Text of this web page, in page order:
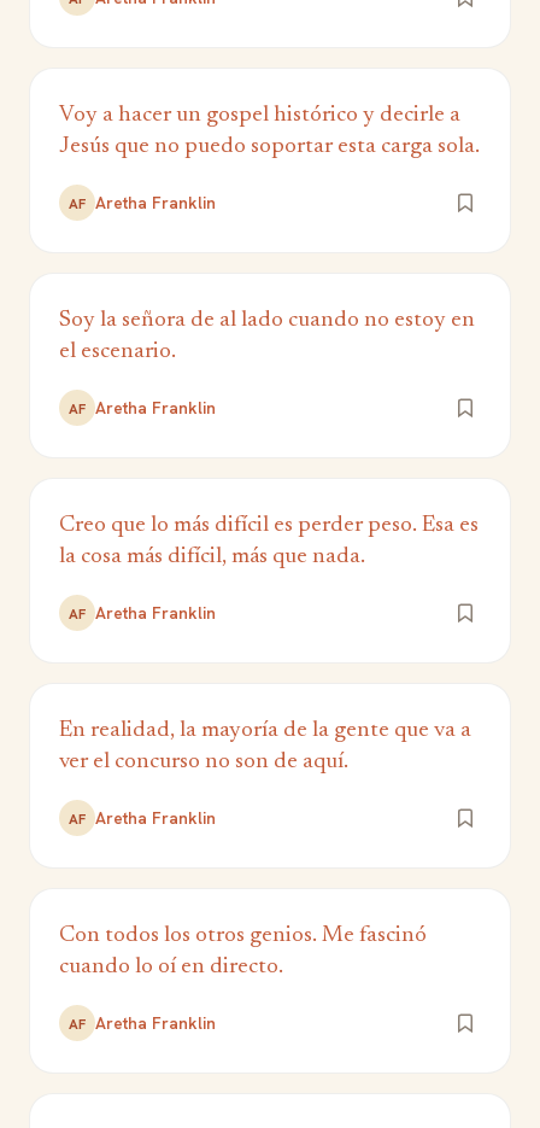
Voy a hacer un gospel histórico y decirle a
Jesús que no puedo soportar esta carga sola.
AF Aretha Franklin
Soy la señora de al lado cuando no estoy en
el escenario.
AF Aretha Franklin
Creo que lo más difícil es perder peso. Esa es
la cosa más difícil, más que nada.
AF Aretha Franklin
En realidad, la mayoría de la gente que va a
ver el concurso no son de aquí.
AF Aretha Franklin
Con todos los otros genios. Me fascinó
cuando lo oí en directo.
AF Aretha Franklin